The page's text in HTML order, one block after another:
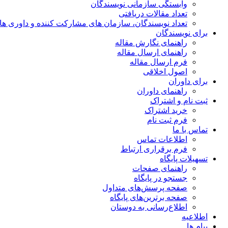
وابستگی سازمانی نویسندگان
تعداد مقالات دریافتی
تعداد نویسندگان، سازمان های مشارکت کننده و داوری های
برای نویسندگان
راهنمای نگارش مقاله
راهنمای ارسال مقاله
فرم ارسال مقاله
اصول اخلاقی
برای داوران
راهنمای داوران
ثبت نام و اشتراک
خرید اشتراک
فرم ثبت نام
تماس با ما
اطلاعات تماس
فرم برقراری ارتباط
تسهیلات پایگاه
راهنمای صفحات
جستجو در پایگاه
صفحه پرسش‌های متداول
صفحه برترین‌های پایگاه
اطلاع‌رسانی به دوستان
اطلاعیه
پیام ها